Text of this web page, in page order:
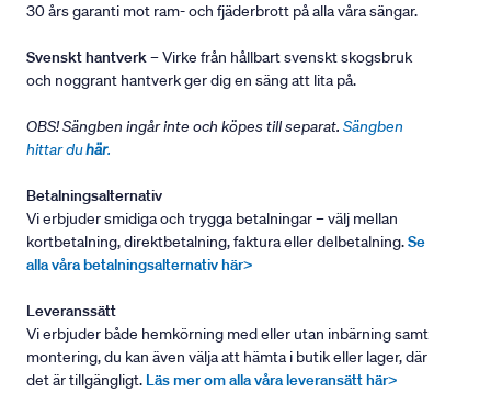
30 års garanti mot ram- och fjäderbrott på alla våra sängar.
Svenskt hantverk– Virke från hållbart svenskt skogsbruk
och noggrant hantverk ger dig en säng att lita på.
OBS! Sängben ingår inte och köpes till separat. Sängben
hittar duhär.
Betalningsalternativ
Vi erbjuder smidiga och trygga betalningar – välj mellan
kortbetalning, direktbetalning, faktura eller delbetalning.Se
alla våra betalningsalternativ här>
Leveranssätt
Vi erbjuder både hemkörning med eller utan inbärning samt
montering, du kan även välja att hämta i butik eller lager, där
det är tillgängligt. Läs mer om alla våra leveransätt här>